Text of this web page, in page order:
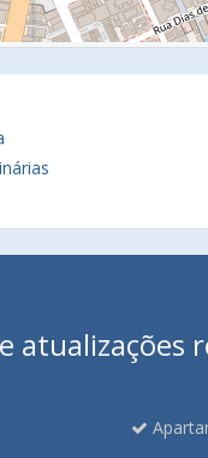
atualizações